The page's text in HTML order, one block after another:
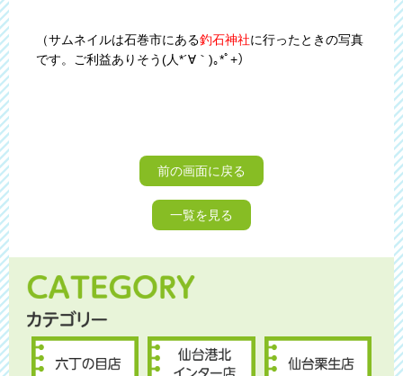
（サムネイルは石巻市にある釣石神社に行ったときの写真
です。ご利益ありそう(人*´∀｀)｡*ﾟ+）
前の画面に戻る
一覧を見る